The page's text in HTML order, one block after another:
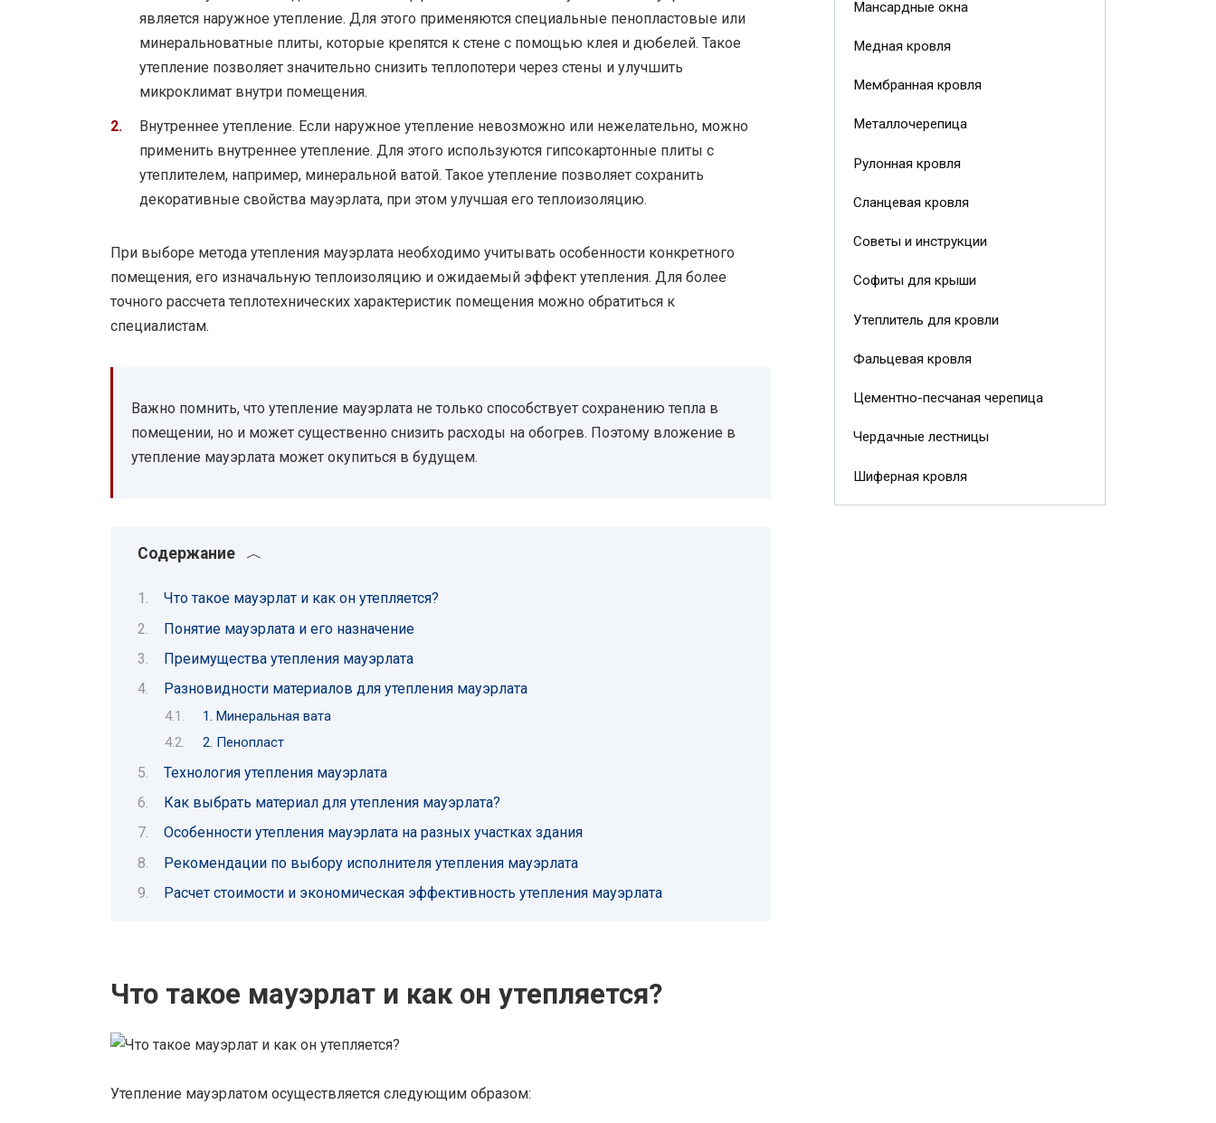
является наружное утепление. Для этого применяются специальные пенопластовые или
минеральноватные плиты, которые крепятся к стене с помощью клея и дюбелей. Такое
утепление позволяет значительно снизить теплопотери через стены и улучшить
микроклимат внутри помещения.
Внутреннее утепление. Если наружное утепление невозможно или нежелательно, можно
применить внутреннее утепление. Для этого используются гипсокартонные плиты с
утеплителем, например, минеральной ватой. Такое утепление позволяет сохранить
декоративные свойства мауэрлата, при этом улучшая его теплоизоляцию.
При выборе метода утепления мауэрлата необходимо учитывать особенности конкретного
помещения, его изначальную теплоизоляцию и ожидаемый эффект утепления. Для более
точного рассчета теплотехнических характеристик помещения можно обратиться к
специалистам.
Важно помнить, что утепление мауэрлата не только способствует сохранению тепла в
помещении, но и может существенно снизить расходы на обогрев. Поэтому вложение в
утепление мауэрлата может окупиться в будущем.
Содержание
Что такое мауэрлат и как он утепляется?
Понятие мауэрлата и его назначение
Преимущества утепления мауэрлата
Разновидности материалов для утепления мауэрлата
1. Минеральная вата
2. Пенопласт
Технология утепления мауэрлата
Как выбрать материал для утепления мауэрлата?
Особенности утепления мауэрлата на разных участках здания
Рекомендации по выбору исполнителя утепления мауэрлата
Расчет стоимости и экономическая эффективность утепления мауэрлата
Что такое мауэрлат и как он утепляется?
Утепление мауэрлатом осуществляется следующим образом:
Мансардные окна
Медная кровля
Мембранная кровля
Металлочерепица
Рулонная кровля
Сланцевая кровля
Советы и инструкции
Софиты для крыши
Утеплитель для кровли
Фальцевая кровля
Цементно-песчаная черепица
Чердачные лестницы
Шиферная кровля